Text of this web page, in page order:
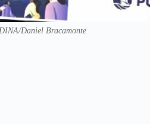
Daniel Bracamonte